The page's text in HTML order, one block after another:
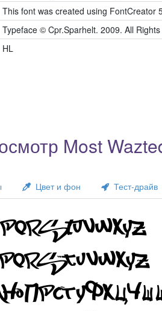
This font was created using FontCreator
Typeface © Cpr.Sparhelt. 2009. All
HL
Most
Цвет и фон Тест-драйв